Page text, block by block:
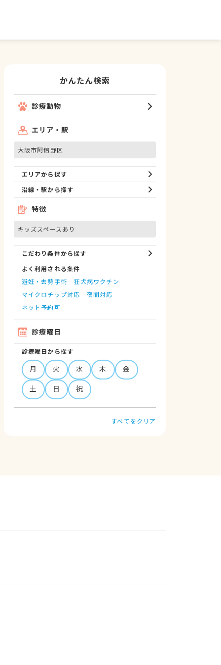
かんたん検索
診療動物
エリア・駅
大阪市阿倍野区
エリアから探す
沿線・駅から探す
特徴
キッズスペースあり
こだわり条件から探す
よく利用される条件
避妊・去勢手術
狂犬病ワクチン
マイクロチップ対応
夜間対応
ネット予約可
診療曜日
診療曜日から探す
月 火 水 木
金
土
日 祝
すべてをクリア